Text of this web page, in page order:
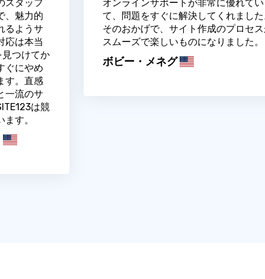
スタッフ
、魅力的
るようサ
応は本当
見つけてか
ぐにやめ
す。直感
一流のサ
は競
す。
オンラインサポートが非常に優れてい
て、問題をすぐに解決してくれました
そのおかげで、サイト作成のプロセ
スムーズで楽しいものになりました。
ボビー・メネグ